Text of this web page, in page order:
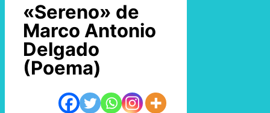
«Sereno» de
Marco Antonio
Delgado
(Poema)